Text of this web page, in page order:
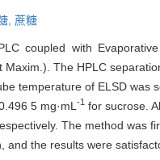
, 蔗糖
coupled with
Maxim.). The HPLC
temperature of ELSD
5 mg·mL-1 for sucrose.
The method was
and the results were